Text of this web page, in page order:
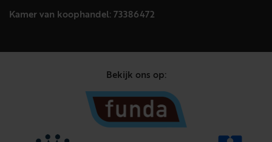
Kamer van koophandel: 73386472
Bekijk ons op: